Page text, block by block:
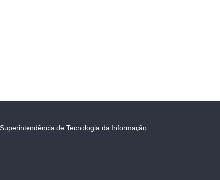
Superintendência de Tecnologia da Informação